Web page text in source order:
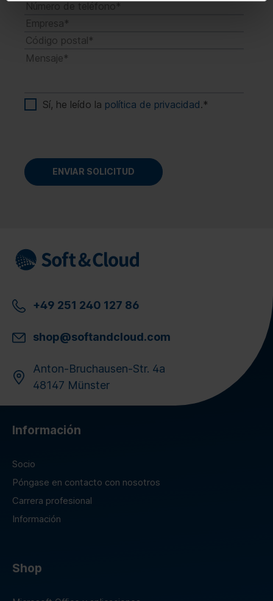
Sí, he leído la política de privacidad.*
+49 251 240 127 86
shop@softandcloud.com
Anton-Bruchausen-Str. 4a
48147 Münster
Información
Socio
Póngase en contacto con nosotros
Carrera profesional
Información
Shop